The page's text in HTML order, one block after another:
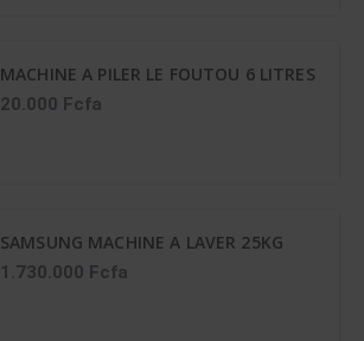
MACHINE A PILER LE FOUTOU 6 LITRES
6PCS-CTN SMART TECHNOLOGY
Référence : STPE-792
20.000 Fcfa
SAMSUNG MACHINE A LAVER 25KG
SECHAGE IA 15KG FRONTALE
INVERTER - WD25DB8995BZNQ
1.730.000 Fcfa